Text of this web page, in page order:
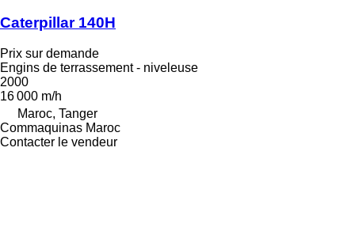
Caterpillar 140H
Prix sur demande
Engins de terrassement - niveleuse
2000
16 000 m/h
Maroc, Tanger
Commaquinas Maroc
Contacter le vendeur